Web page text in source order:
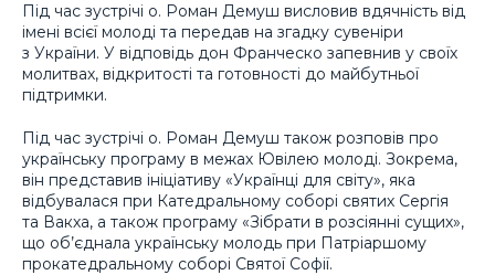
Під час зустрічі о. Роман Демуш висловив вдячність від
імені всієї молоді та передав на згадку сувеніри
з України. У відповідь дон Франческо запевнив у своїх
молитвах, відкритості та готовності до майбутньої
підтримки.
Під час зустрічі о. Роман Демуш також розповів про
українську програму в межах Ювілею молоді. Зокрема,
він представив ініціативу «Українці для світу», яка
відбувалася при Катедральному соборі святих Сергія
та Вакха, а також програму «Зібрати в розсіянні сущих»,
що об’єднала українську молодь при Патріаршому
прокатедральному соборі Святої Софії.